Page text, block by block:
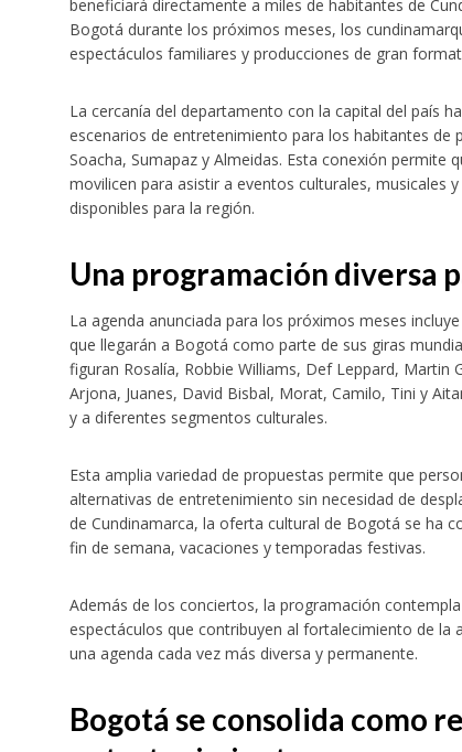
beneficiará directamente a miles de habitantes de
Bogotá durante los próximos meses, los
espectáculos familiares y producciones de gran
La cercanía del departamento con la capital del país
escenarios de entretenimiento para los habitantes de
Soacha, Sumapaz y Almeidas. Esta conexión permite
movilicen para asistir a eventos culturales, musicales
disponibles para la región.
Una programación diversa
La agenda anunciada para los próximos meses
que llegarán a Bogotá como parte de sus giras
figuran Rosalía, Robbie Williams, Def Leppard, Martin
Arjona, Juanes, David Bisbal, Morat, Camilo, Tini y
y a diferentes segmentos culturales.
Esta amplia variedad de propuestas permite que
alternativas de entretenimiento sin necesidad de
de Cundinamarca, la oferta cultural de Bogotá se ha
fin de semana, vacaciones y temporadas festivas.
Además de los conciertos, la programación
espectáculos que contribuyen al fortalecimiento de la
una agenda cada vez más diversa y permanente.
Bogotá se consolida como